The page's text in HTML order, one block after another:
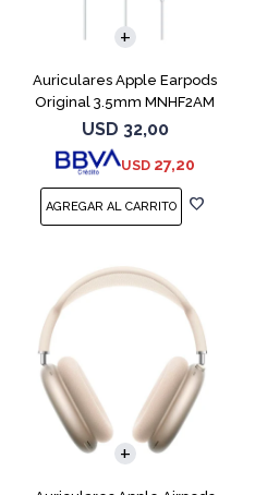
Auriculares Apple Earpods
Original 3.5mm MNHF2AM
USD 32,00
USD 27,20